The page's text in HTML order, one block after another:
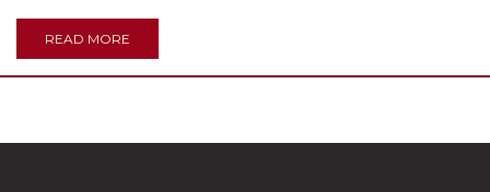
READ MORE